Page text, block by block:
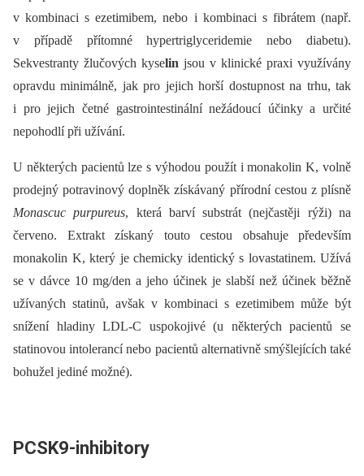
v kombinaci s ezetimibem, nebo i kombinaci s fibrátem (např.
v případě přítomné hypertriglyceridemie nebo diabetu).
Sekvestranty žlučových kyselin jsou v klinické praxi využívány
opravdu minimálně, jak pro jejich horší dostupnost na trhu, tak
i pro jejich četné gastrointestinální nežádoucí účinky a určité
nepohodlí při užívání.
U některých pacientů lze s výhodou použít i monakolin K, volně
prodejný potravinový doplněk získávaný přírodní cestou z plísně
Monascuc purpureus, která barví substrát (nejčastěji rýži) na
červeno. Extrakt získaný touto cestou obsahuje především
monakolin K, který je chemicky identický s lovastatinem. Užívá
se v dávce 10 mg/den a jeho účinek je slabší než účinek běžně
užívaných statinů, avšak v kombinaci s ezetimibem může být
snížení hladiny LDL-C uspokojivé (u některých pacientů se
statinovou intolerancí nebo pacientů alternativně smýšlejících také
bohužel jediné možné).
PCSK9-inhibitory